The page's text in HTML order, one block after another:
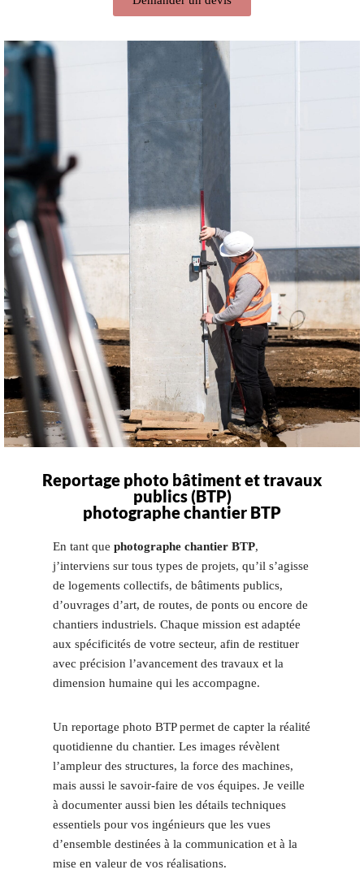
Reportage photo bâtiment et travaux
publics (BTP)
photographe chantier BTP
En tant que photographe chantier BTP,
j’interviens sur tous types de projets, qu’il s’agisse
de logements collectifs, de bâtiments publics,
d’ouvrages d’art, de routes, de ponts ou encore de
chantiers industriels. Chaque mission est adaptée
aux spécificités de votre secteur, afin de restituer
avec précision l’avancement des travaux et la
dimension humaine qui les accompagne.
Un reportage photo BTP permet de capter la réalité
quotidienne du chantier. Les images révèlent
l’ampleur des structures, la force des machines,
mais aussi le savoir-faire de vos équipes. Je veille
à documenter aussi bien les détails techniques
essentiels pour vos ingénieurs que les vues
d’ensemble destinées à la communication et à la
mise en valeur de vos réalisations.